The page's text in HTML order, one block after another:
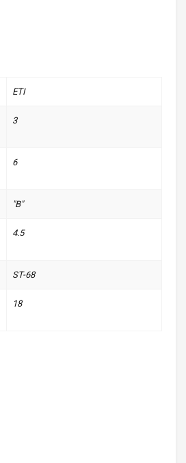
ETI
3
6
"B"
4.5
ST-68
18